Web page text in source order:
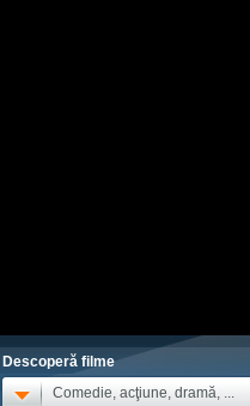
Descoperă filme
Comedie, acţiune, dramă, ...